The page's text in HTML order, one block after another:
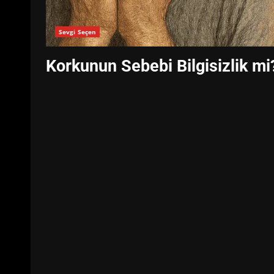
Sevgi Seçen
Korkunun Sebebi Bilgisizlik